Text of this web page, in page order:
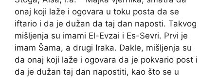
onaj koji laže i ogovara u toku posta da se
iftario i da je dužan da taj dan naposti. Takvog
mišljenja su imami El-Evzai i Es-Sevri. Prvi je
imam Šama, a drugi Iraka. Dakle, mišljenja su
da onaj koji laže i ogovara da je pokvario post i
da je dužan taj dan napostiti, kao što se u